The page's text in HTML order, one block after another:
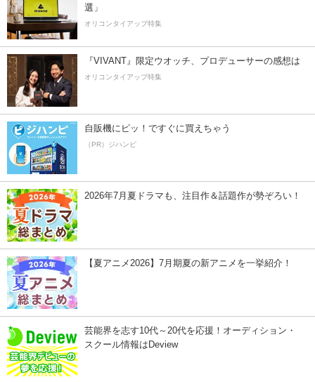
選」
オリコンタイアップ特集
『VIVANT』限定ウオッチ、プロデューサーの感想は
オリコンタイアップ特集
自販機にピッ！ですぐに買えちゃう
（PR）ジハンピ
2026年7月夏ドラマも、注目作＆話題作が勢ぞろい！
【夏アニメ2026】7月期夏の新アニメを一挙紹介！
芸能界を志す10代～20代を応援！オーディション・
スクール情報はDeview